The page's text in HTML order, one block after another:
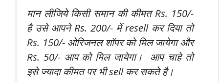
मान लीजिये किसी समान की कीमत Rs. 150/-
है उसे आपने Rs. 200/- में resell कर दिया तो
Rs. 150/- ओरिजनल शॉपर को मिल जायेगा और
Rs. 50/- आप को मिल जायेगा। आप चाहे तो
इसे ज्यादा कीमत पर भी sell कर सकते है।